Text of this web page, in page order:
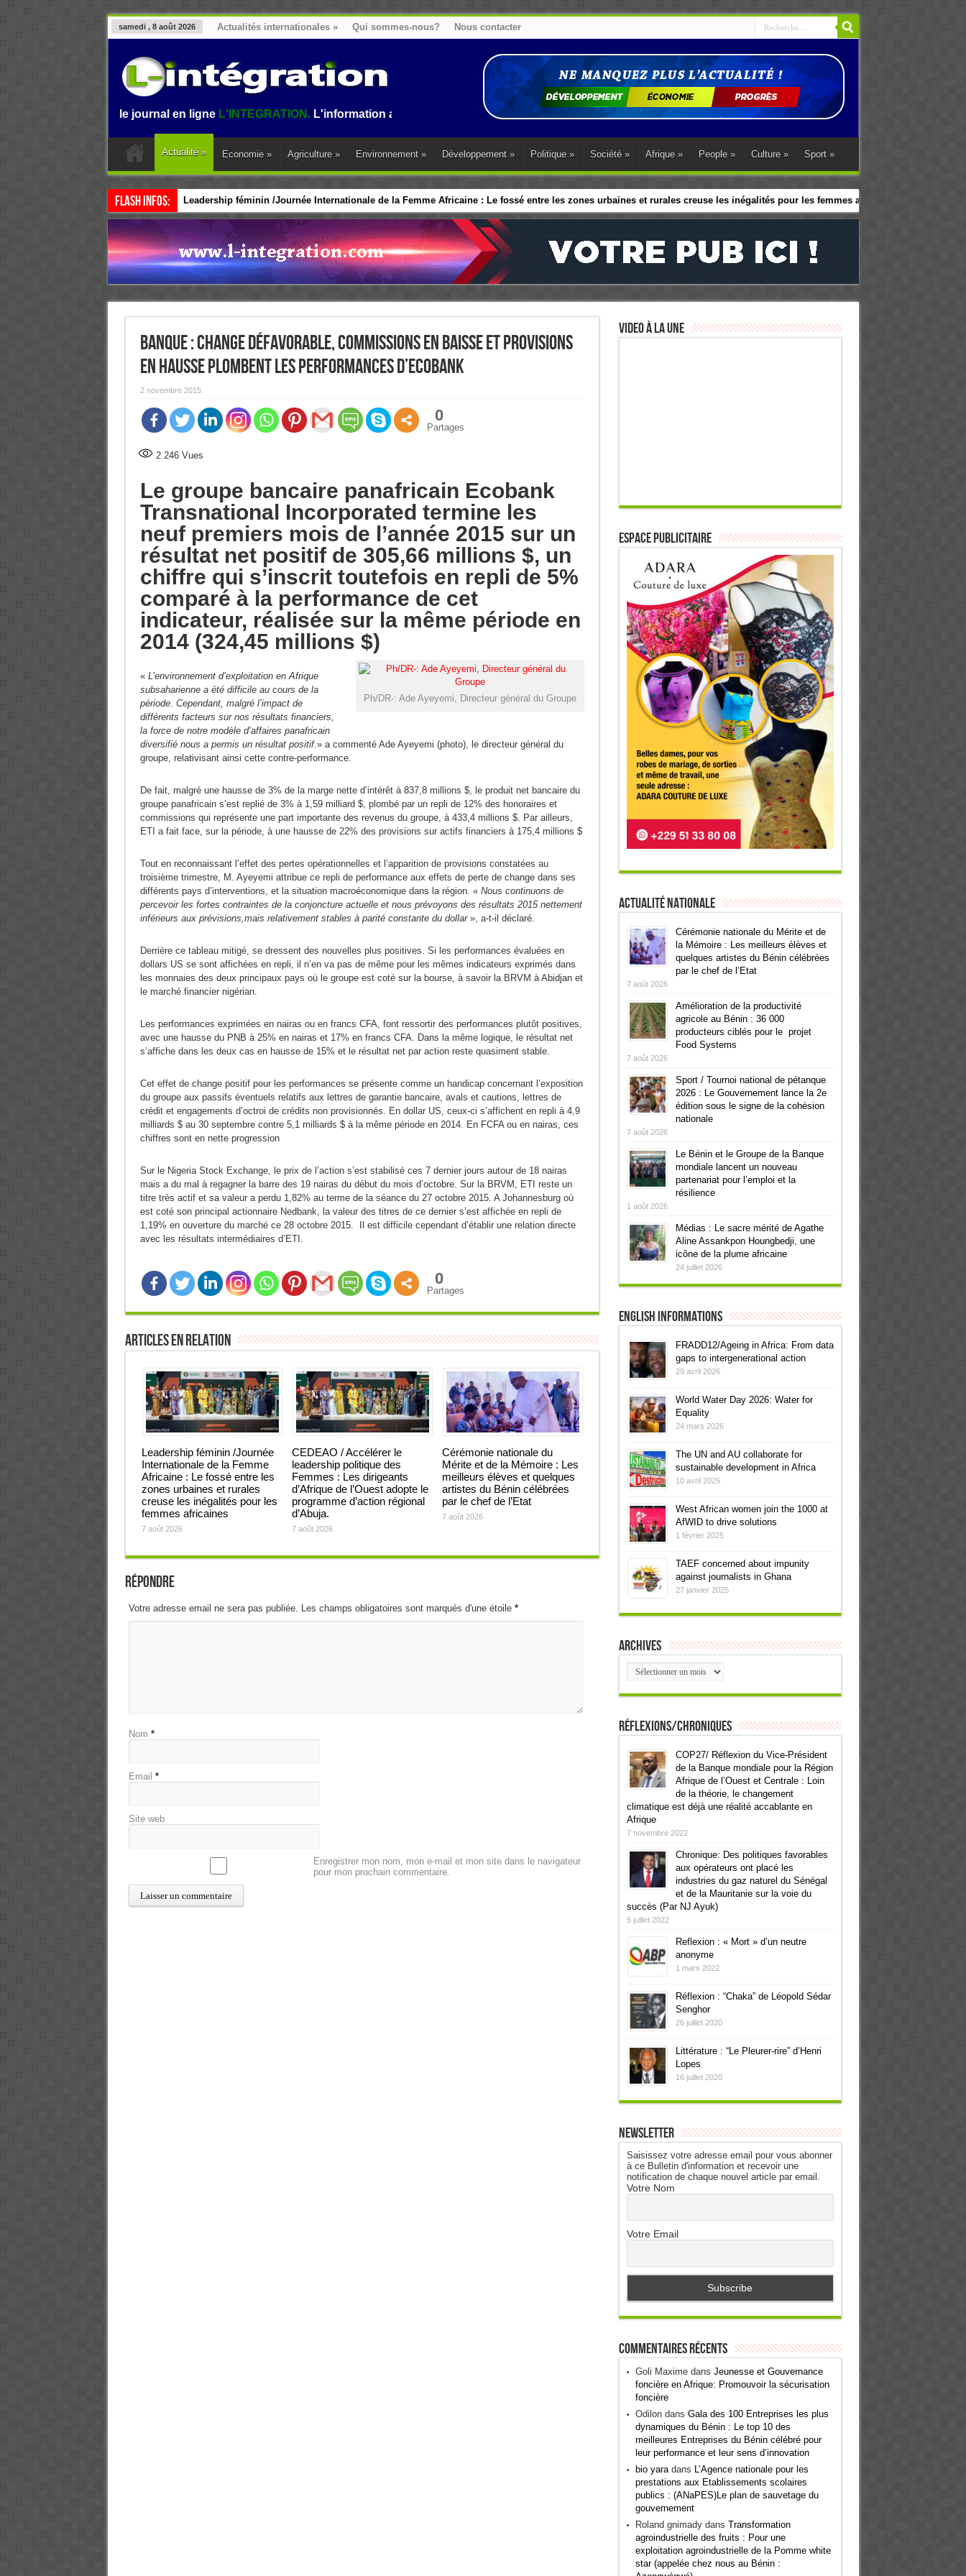
samedi , 8 août 2026 Actualités internationales » Qui sommes-nous? Nous contacter
sur le journal en ligneL'INTEGRATION.L'information au Benin, en Afrique et dans le monde.
Actualité » Economie » Agriculture » Environnement » Développement » Politique » Société » Afrique » People » Culture » Sport »
Flash Infos: Leadership féminin /Journée Internationale de la Femme Africaine : Le fossé entre les zones urbaines et rurales creuse les inégalités pour les femmes africaines
CEDEAO / Accélérer le leadership politique des Femmes : Les dirigeants d’Afrique de l’Ouest adopte le programme d’action régional d’Abuja.
Banque : Change défavorable, commissions en baisse et provisions
en hausse plombent les performances d’Ecobank
2 novembre 2015
0
Partages
2 246Vues
Le groupe bancaire panafricain Ecobank
Transnational Incorporated termine les
neuf premiers mois de l’année 2015 sur un
résultat net positif de 305,66 millions $, un
chiffre qui s’inscrit toutefois en repli de 5%
comparé à la performance de cet
indicateur, réalisée sur la même période en
2014 (324,45 millions $)
Ph/DR-: Ade Ayeyemi, Directeur général du Groupe
« L’environnement d’exploitation en Afrique
subsaharienne a été difficile au cours de la
période. Cependant, malgré l’impact de
différents facteurs sur nos résultats financiers,
la force de notre modèle d’affaires panafricain
diversifié nous a permis un résultat positif.» a commenté Ade Ayeyemi (photo), le directeur général du
groupe, relativisant ainsi cette contre-performance.
De fait, malgré une hausse de 3% de la marge nette d’intérêt à 837,8 millions $, le produit net bancaire du
groupe panafricain s’est replié de 3% à 1,59 milliard $, plombé par un repli de 12% des honoraires et
commissions qui représente une part importante des revenus du groupe, à 433,4 millions $. Par ailleurs,
ETI a fait face, sur la période, à une hausse de 22% des provisions sur actifs financiers à 175,4 millions $
Tout en reconnaissant l’effet des pertes opérationnelles et l’apparition de provisions constatées au
troisième trimestre, M. Ayeyemi attribue ce repli de performance aux effets de perte de change dans ses
différents pays d’interventions, et la situation macroéconomique dans la région. « Nous continuons de
percevoir les fortes contraintes de la conjoncture actuelle et nous prévoyons des résultats 2015 nettement
inférieurs aux prévisions,mais relativement stables à parité constante du dollar », a-t-il déclaré.
Derrière ce tableau mitigé, se dressent des nouvelles plus positives. Si les performances évaluées en
dollars US se sont affichées en repli, il n’en va pas de même pour les mêmes indicateurs exprimés dans
les monnaies des deux principaux pays où le groupe est coté sur la bourse, à savoir la BRVM à Abidjan et
le marché financier nigérian.
Les performances exprimées en nairas ou en francs CFA, font ressortir des performances plutôt positives,
avec une hausse du PNB à 25% en nairas et 17% en francs CFA. Dans la même logique, le résultat net
s’affiche dans les deux cas en hausse de 15% et le résultat net par action reste quasiment stable.
Cet effet de change positif pour les performances se présente comme un handicap concernant l’exposition
du groupe aux passifs éventuels relatifs aux lettres de garantie bancaire, avals et cautions, lettres de
crédit et engagements d’octroi de crédits non provisionnés. En dollar US, ceux-ci s’affichent en repli à 4,9
milliards $ au 30 septembre contre 5,1 milliards $ à la même période en 2014. En FCFA ou en nairas, ces
chiffres sont en nette progression
Sur le Nigeria Stock Exchange, le prix de l’action s’est stabilisé ces 7 dernier jours autour de 18 nairas
mais a du mal à regagner la barre des 19 nairas du début du mois d’octobre. Sur la BRVM, ETI reste un
titre très actif et sa valeur a perdu 1,82% au terme de la séance du 27 octobre 2015. A Johannesburg où
est coté son principal actionnaire Nedbank, la valeur des titres de ce dernier s’est affichée en repli de
1,19% en ouverture du marché ce 28 octobre 2015. Il est difficile cependant d’établir une relation directe
avec les résultats intermédiaires d’ETI.
0
Partages
Articles en relation
Leadership féminin /Journée
Internationale de la Femme
Africaine : Le fossé entre les
zones urbaines et rurales
creuse les inégalités pour les
femmes africaines
7 août 2026
CEDEAO / Accélérer le
leadership politique des
Femmes : Les dirigeants
d’Afrique de l’Ouest adopte le
programme d’action régional
d’Abuja.
7 août 2026
Cérémonie nationale du
Mérite et de la Mémoire : Les
meilleurs élèves et quelques
artistes du Bénin célébrées
par le chef de l’Etat
7 août 2026
Répondre
Votre adresse email ne sera pas publiée. Les champs obligatoires sont marqués d'une étoile *
Nom *
Email *
Site web
Enregistrer mon nom, mon e-mail et mon site dans le navigateur
pour mon prochain commentaire.
Video à la Une
ESPACE PUBLICITAIRE
Actualité Nationale
Cérémonie nationale du Mérite et de
la Mémoire : Les meilleurs élèves et
quelques artistes du Bénin célébrées
par le chef de l’Etat
7 août 2026
Amélioration de la productivité
agricole au Bénin : 36 000
producteurs ciblés pour le projet
Food Systems
7 août 2026
Sport / Tournoi national de pétanque
2026 : Le Gouvernement lance la 2e
édition sous le signe de la cohésion
nationale
7 août 2026
Le Bénin et le Groupe de la Banque
mondiale lancent un nouveau
partenariat pour l’emploi et la
résilience
1 août 2026
Médias : Le sacre mérité de Agathe
Aline Assankpon Houngbedji, une
icône de la plume africaine
24 juillet 2026
English informations
FRADD12/Ageing in Africa: From data
gaps to intergenerational action
29 avril 2026
World Water Day 2026: Water for
Equality
24 mars 2026
The UN and AU collaborate for
sustainable development in Africa
10 avril 2025
West African women join the 1000 at
AfWID to drive solutions
1 février 2025
TAEF concerned about impunity
against journalists in Ghana
27 janvier 2025
Archives
Archives
Réflexions/Chroniques
COP27/ Réflexion du Vice-Président
de la Banque mondiale pour la Région
Afrique de l’Ouest et Centrale : Loin
de la théorie, le changement
climatique est déjà une réalité accablante en
Afrique
7 novembre 2022
Chronique: Des politiques favorables
aux opérateurs ont placé les
industries du gaz naturel du Sénégal
et de la Mauritanie sur la voie du
succès (Par NJ Ayuk)
5 juillet 2022
Reflexion : « Mort » d’un neutre
anonyme
1 mars 2022
Réflexion : “Chaka” de Léopold Sédar
Senghor
26 juillet 2020
Littérature : “Le Pleurer-rire” d’Henri
Lopes
16 juillet 2020
Newsletter
Saisissez votre adresse email pour vous abonner
à ce Bulletin d'information et recevoir une
notification de chaque nouvel article par email.
Votre Nom
Votre Email
Commentaires récents
Goli Maximedans Jeunesse et Gouvernance
foncière en Afrique: Promouvoir la sécurisation
foncière
Odilondans Gala des 100 Entreprises les plus
dynamiques du Bénin : Le top 10 des
meilleures Entreprises du Bénin célébré pour
leur performance et leur sens d’innovation
bio yaradans L’Agence nationale pour les
prestations aux Etablissements scolaires
publics : (ANaPES)Le plan de sauvetage du
gouvernement
Roland gnimadydans Transformation
agroindustrielle des fruits : Pour une
exploitation agroindustrielle de la Pomme white
star (appelée chez nous au Bénin :